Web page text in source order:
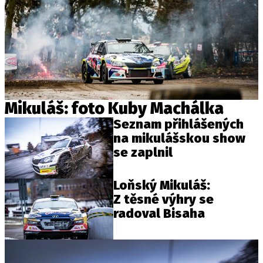
Mikuláš: foto Kuby Machálka
Seznam přihlášených
na mikulášskou show
se zaplnil
Loňský Mikuláš:
Z těsné výhry se
radoval Bisaha